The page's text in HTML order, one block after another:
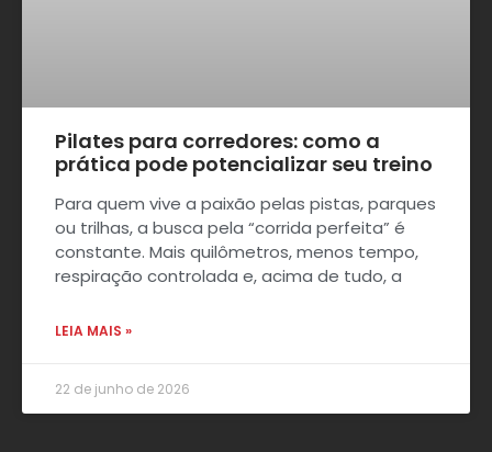
Pilates para corredores: como a
prática pode potencializar seu treino
Para quem vive a paixão pelas pistas, parques
ou trilhas, a busca pela “corrida perfeita” é
constante. Mais quilômetros, menos tempo,
respiração controlada e, acima de tudo, a
LEIA MAIS »
22 de junho de 2026